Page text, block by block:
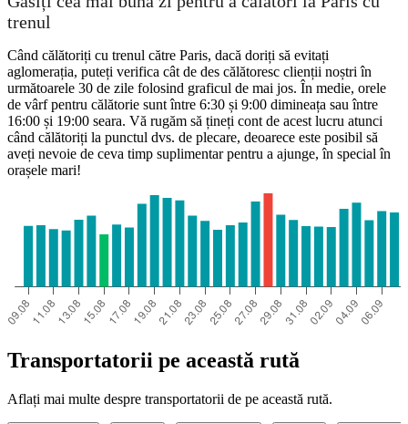
trenul
Când călătoriți cu trenul către Paris, dacă doriți să evitați
aglomerația, puteți verifica cât de des călătoresc clienții noștri în
următoarele 30 de zile folosind graficul de mai jos. În medie, orele
de vârf pentru călătorie sunt între 6:30 și 9:00 dimineața sau între
16:00 și 19:00 seara. Vă rugăm să țineți cont de acest lucru atunci
când călătoriți la punctul dvs. de plecare, deoarece este posibil să
aveți nevoie de ceva timp suplimentar pentru a ajunge, în special în
orașele mari!
Transportatorii pe această rută
Aflați mai multe despre transportatorii de pe această rută.